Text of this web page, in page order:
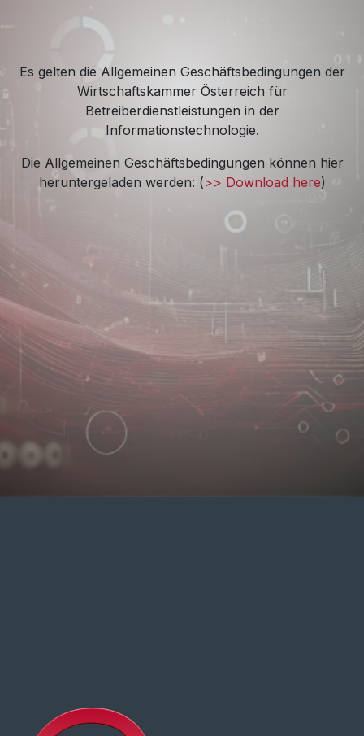
Es gelten die Allgemeinen Geschäftsbedingungen der
Wirtschaftskammer Österreich für
Betreiberdienstleistungen in der
Informationstechnologie.
Die Allgemeinen Geschäftsbedingungen können hier
heruntergeladen werden: (>> Download here)